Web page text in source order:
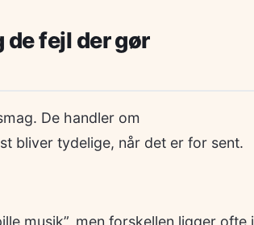
fejl der gør
De handler om
bliver tydelige, når det er for sent.
musik”, men forskellen ligger ofte i